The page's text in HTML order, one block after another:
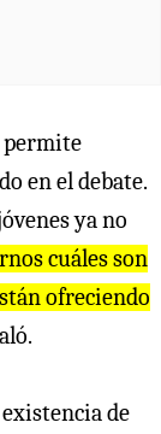
permite
en el debate.
ya no
cuáles son
ofreciendo
de